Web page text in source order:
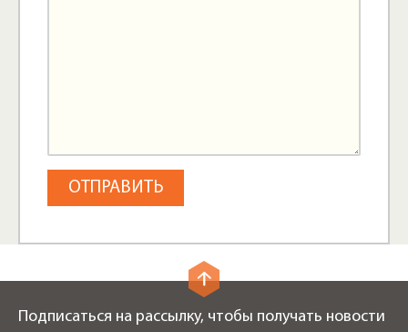
Подписаться на рассылку, чтобы получать новости